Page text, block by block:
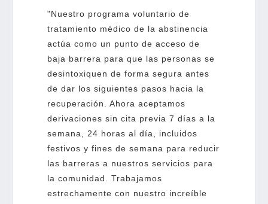
"Nuestro programa voluntario de
tratamiento médico de la abstinencia
actúa como un punto de acceso de
baja barrera para que las personas se
desintoxiquen de forma segura antes
de dar los siguientes pasos hacia la
recuperación. Ahora aceptamos
derivaciones sin cita previa 7 días a la
semana, 24 horas al día, incluidos
festivos y fines de semana para reducir
las barreras a nuestros servicios para
la comunidad. Trabajamos
estrechamente con nuestro increíble